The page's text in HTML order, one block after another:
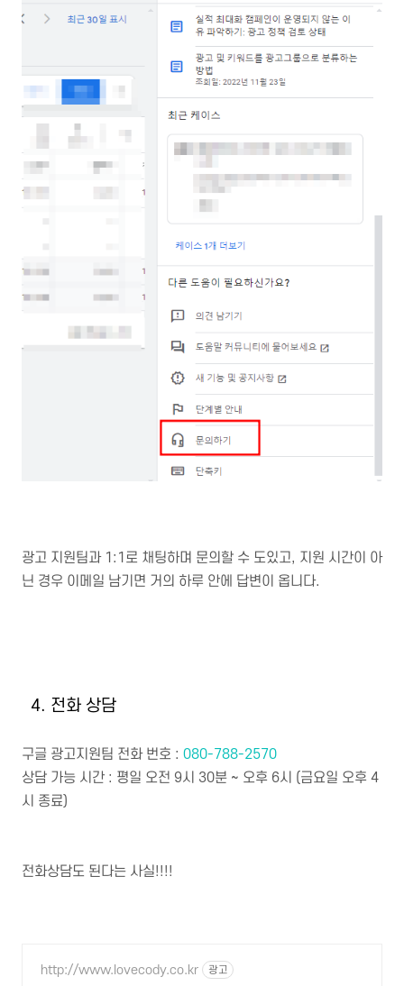
광고 지원팀과 1:1로 채팅하며 문의할 수 도있고, 지원 시간이 아
닌 경우 이메일 남기면 거의 하루 안에 답변이 옵니다.
4. 전화 상담
구글 광고지원팀 전화 번호 : 080-788-2570
상담 가능 시간 : 평일 오전 9시 30분 ~ 오후 6시 (금요일 오후 4
시 종료)
전화상담도 된다는 사실!!!!
http://www.lovecody.co.kr 광고